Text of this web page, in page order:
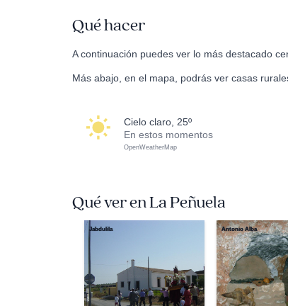
Qué hacer
A continuación puedes ver lo más destacado
Más abajo, en el mapa, podrás ver casas
cielo claro, 25º
En estos momentos
OpenWeatherMap
Qué ver en La Peñuela
Jabdulila Antonio Alba